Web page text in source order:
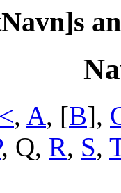
<, A, [B],
, Q, R, S,